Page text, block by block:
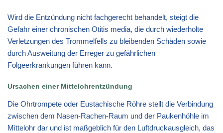
Wird die Entzündung nicht fachgerecht behandelt, steigt die
Gefahr einer chronischen Otitis media, die durch wiederholte
Verletzungen des Trommelfells zu bleibenden Schäden sowie
durch Ausweitung der Erreger zu gefährlichen
Folgeerkrankungen führen kann.
Ursachen einer Mittelohrentzündung
Die Ohrtrompete oder Eustachische Röhre stellt die Verbindung
zwischen dem Nasen-Rachen-Raum und der Paukenhöhle im
Mittelohr dar und ist maßgeblich für den Luftdruckausgleich, das